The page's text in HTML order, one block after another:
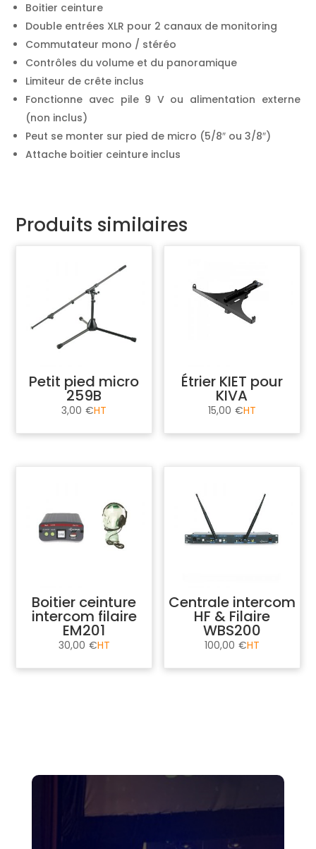
Boitier ceinture
Double entrées XLR pour 2 canaux de monitoring
Commutateur mono / stéréo
Contrôles du volume et du panoramique
Limiteur de crête inclus
Fonctionne avec pile 9 V ou alimentation externe
(non inclus)
Peut se monter sur pied de micro (5/8″ ou 3/8″)
Attache boitier ceinture inclus
Produits similaires
Petit pied micro
259B
3,00 €
Étrier KIET pour
KIVA
15,00 €
Boitier ceinture
intercom filaire
EM201
30,00 €
Centrale intercom
HF & Filaire
WBS200
100,00 €